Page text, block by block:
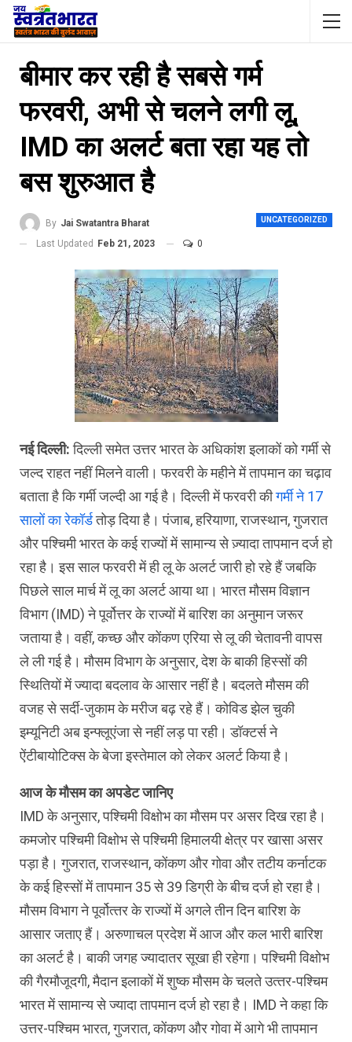
बीमार कर रही है सबसे गर्म
फरवरी, अभी से चलने लगी लू,
IMD का अलर्ट बता‍ रहा यह तो
बस शुरुआत है
UNCATEGORIZED
By Jai Swatantra Bharat
Last Updated Feb 21, 2023 0
नई दिल्‍ली:दिल्‍ली समेत उत्तर भारत के अधिकांश इलाकों को गर्मी से
जल्द राहत नहीं मिलने वाली। फरवरी के महीने में तापमान का चढ़ाव
बताता है कि गर्मी जल्दी आ गई है। दिल्‍ली में फरवरी कीगर्मी ने 17
सालों का रेकॉर्डतोड़ दिया है। पंजाब, हरियाणा, राजस्थान, गुजरात
और पश्चिमी भारत के कई राज्यों में सामान्य से ज़्यादा तापमान दर्ज हो
रहा है। इस साल फरवरी में ही लू के अलर्ट जारी हो रहे हैं जबकि
पिछले साल मार्च में लू का अलर्ट आया था। भारत मौसम विज्ञान
विभाग (IMD) ने पूर्वोत्तर के राज्यों में बारिश का अनुमान जरूर
जताया है। वहीं, कच्छ और कोंकण एरिया से लू की चेतावनी वापस
ले ली गई है। मौसम विभाग के अनुसार, देश के बाकी हिस्सों की
स्थितियों में ज्यादा बदलाव के आसार नहीं है। बदलते मौसम की
वजह से सर्दी-जुकाम के मरीज बढ़ रहे हैं। कोविड झेल चुकी
इम्‍यूनिटी अब इन्फ्लूएंजा से नहीं लड़ पा रही। डॉक्‍टर्स ने
ऐंटीबायोटिक्‍स के बेजा इस्तेमाल को लेकर अलर्ट किया है।
आज के मौसम का अपडेट जानिए
IMD के अनुसार, पश्चिमी विक्षोभ का मौसम पर असर दिख रहा है।
कमजोर पश्चिमी विक्षोभ से पश्चिमी हिमालयी क्षेत्र पर खासा असर
पड़ा है। गुजरात, राजस्थान, कोंकण और गोवा और तटीय कर्नाटक
के कई हिस्‍सों में तापमान 35 से 39 डिग्री के बीच दर्ज हो रहा है।
मौसम विभाग ने पूर्वोत्‍तर के राज्‍यों में अगले तीन दिन बारिश के
आसार जताए हैं। अरुणाचल प्रदेश में आज और कल भारी बारिश
का अलर्ट है। बाकी जगह ज्‍यादातर सूखा ही रहेगा। पश्चिमी विक्षोभ
की गैरमौजूदगी, मैदान इलाकों में शुष्‍क मौसम के चलते उत्‍तर-पश्चिम
भारत में सामान्‍य से ज्‍यादा तापमान दर्ज हो रहा है। IMD ने कहा कि
उत्तर-पश्चिम भारत, गुजरात, कोंकण और गोवा में आगे भी तापमान